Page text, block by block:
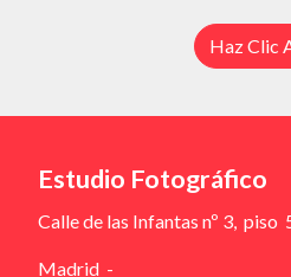
Haz Clic
Estudio Fotográfico
Calle de las Infantas nº 3, piso
Madrid -